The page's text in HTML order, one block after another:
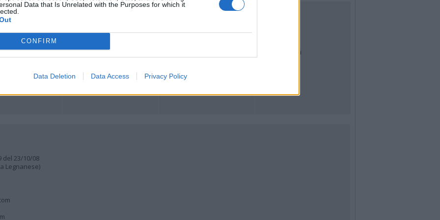
Data that Is Unrelated with the Purposes for which it
CONFIRM
Data Deletion Data Access Privacy Policy
Lettere al direttore
Articoli più letti
del 23/10/08
Legnanese)